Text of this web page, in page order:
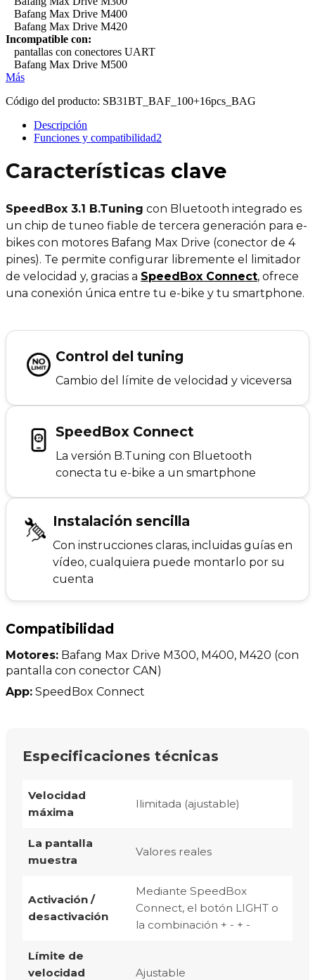
Bafang Max Drive M400
Bafang Max Drive M420
Incompatible con:
pantallas con conectores UART
Bafang Max Drive M500
Más
Código del producto: SB31BT_BAF_100+16pcs_BAG
Descripción
Funciones y compatibilidad2
Características clave
SpeedBox 3.1 B.Tuning con Bluetooth integrado es
un chip de tuneo fiable de tercera generación para e-
bikes con motores Bafang Max Drive (conector de 4
pines). Te permite configurar libremente el limitador
de velocidad y, gracias a SpeedBox Connect, ofrece
una conexión única entre tu e-bike y tu smartphone.
Control del tuning
Cambio del límite de velocidad y viceversa
SpeedBox Connect
La versión B.Tuning con Bluetooth
conecta tu e-bike a un smartphone
Instalación sencilla
Con instrucciones claras, incluidas guías en
vídeo, cualquiera puede montarlo por su
cuenta
Compatibilidad
Motores: Bafang Max Drive M300, M400, M420 (con
pantalla con conector CAN)
App: SpeedBox Connect
Especificaciones técnicas
Velocidad
máxima
Ilimitada (ajustable)
La pantalla
muestra
Valores reales
Activación /
desactivación
Mediante SpeedBox
Connect, el botón LIGHT o
la combinación + - + -
Límite de
velocidad
Ajustable